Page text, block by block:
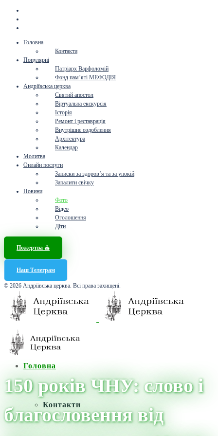
Головна
Контакти
Популярні
Патріарх Варфоломій
Фонд пам’яті МЕФОДІЯ
Андріївська церква
Святий апостол
Віртуальна екскурсія
Історія
Ремонт і реставрація
Внутрішнє оздоблення
Архітектура
Календар
Молитва
Онлайн послуги
Записки за здоров’я та за упокій
Запалити свічку
Новини
Фото
Відео
Оголошення
Діти
Пожертва ⛪️
Наш Телеграм
© 2026 Андріївська церква. Всі права захищені.
Головна
Контакти
150 років ЧНУ: слово і
благословення від